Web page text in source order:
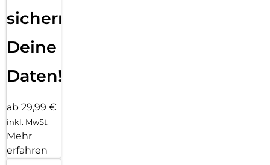
sichern
Deine
Daten!
ab 29,99 €
inkl. MwSt.
Mehr
erfahren